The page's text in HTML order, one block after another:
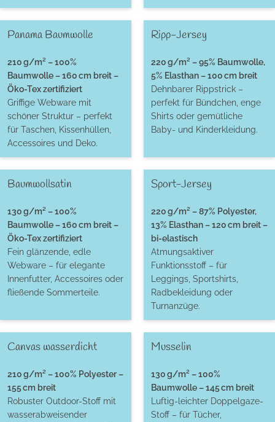
Panama Baumwolle
210 g/m² – 100%
Baumwolle – 160 cm breit –
Öko-Tex zertifiziert
Griffige Webware mit
schöner Struktur – perfekt
für Taschen, Kissenhüllen,
Accessoires und Deko.
Ripp-Jersey
220 g/m² – 95% Baumwolle,
5% Elasthan – 100 cm breit
Dehnbarer Rippstrick –
perfekt für Bündchen, enge
Shirts oder gemütliche
Baby- und Kinderkleidung.
Baumwollsatin
130 g/m² – 100%
Baumwolle – 160 cm breit –
Öko-Tex zertifiziert
Fein glänzende, edle
Webware – für elegante
Innenfutter, Accessoires oder
fließende Sommerteile.
Sport-Jersey
220 g/m² – 87% Polyester,
13% Elasthan – 120 cm breit –
bi-elastisch
Atmungsaktiver
Funktionsstoff – für
Leggings, Sportshirts,
Radbekleidung oder
Turnanzüge.
Canvas wasserdicht
210 g/m² – 100% Polyester –
155 cm breit
Robuster Outdoor-Stoff mit
wasserabweisender
Musselin
130 g/m² – 100%
Baumwolle – 145 cm breit
Luftig-leichter Doppelgaze-
Stoff – für Tücher,